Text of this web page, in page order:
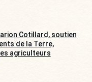
Cotillard, soutien
de la Terre,
agriculteurs